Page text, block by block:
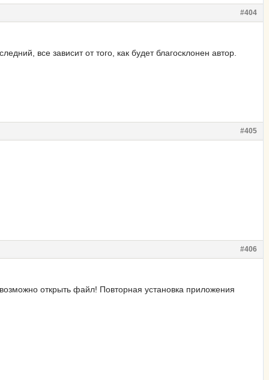
#404
все зависит от того, как будет благосклонен автор.
#405
#406
открыть файл! Повторная установка приложения